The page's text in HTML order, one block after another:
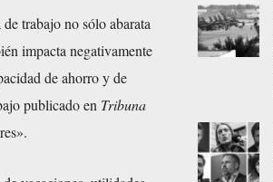
trabajo no sólo abarata
impacta negativamente
de ahorro y de
publicado en Tribuna